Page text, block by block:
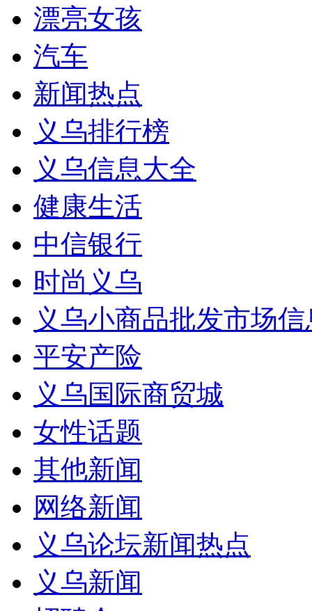
漂亮女孩
汽车
新闻热点
义乌排行榜
义乌信息大全
健康生活
中信银行
时尚义乌
义乌小商品批发市场
平安产险
义乌国际商贸城
女性话题
其他新闻
网络新闻
义乌论坛新闻热点
义乌新闻